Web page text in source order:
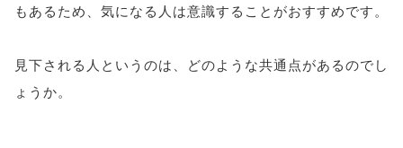
もあるため、気になる人は意識することがおすすめです。
見下される人というのは、どのような共通点があるのでし
ょうか。